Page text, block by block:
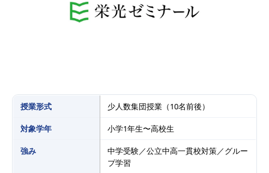
授業形式 少人数集団授業（10名前後）
対象学年 小学1年生〜高校生
強み
中学受験／公立中高一貫校対策／グルー
プ学習